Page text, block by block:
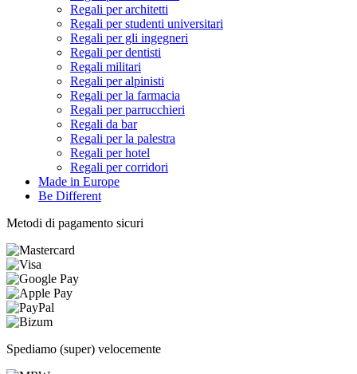
Regali per architetti
Regali per studenti universitari
Regali per gli ingegneri
Regali per dentisti
Regali militari
Regali per alpinisti
Regali per la farmacia
Regali per parrucchieri
Regali da bar
Regali per la palestra
Regali per hotel
Regali per corridori
Made in Europe
Be Different
Metodi di pagamento sicuri
Spediamo (super) velocemente